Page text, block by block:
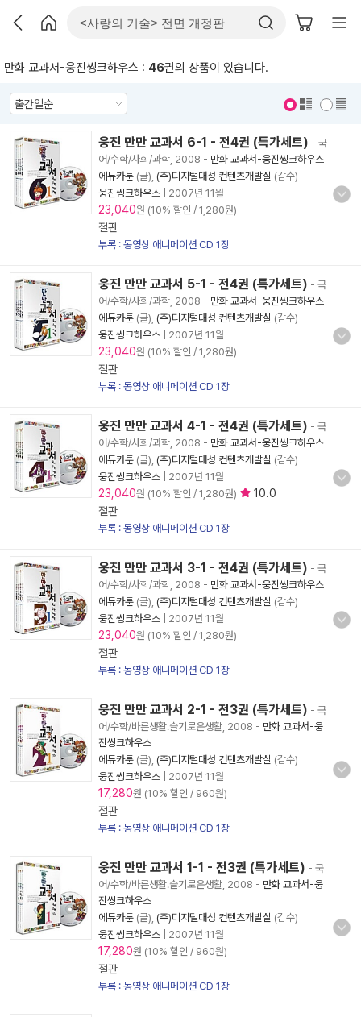
만화 교과서-웅진씽크하우스 : 46권의 상품이 있습니다.
웅진 만만 교과서 6-1 - 전4권 (특가세트) - 국
어/수학/사회/과학, 2008 - 만화 교과서-웅진씽크하우스
에듀카툰 (글), (주)디지털대성 컨텐츠개발실 (감수)
웅진씽크하우스
2007년 11월
23,040원 (10% 할인 / 1,280원)
절판
부록 : 동영상 애니메이션 CD 1장
웅진 만만 교과서 5-1 - 전4권 (특가세트) - 국
어/수학/사회/과학, 2008 - 만화 교과서-웅진씽크하우스
에듀카툰 (글), (주)디지털대성 컨텐츠개발실 (감수)
웅진씽크하우스
2007년 11월
23,040원 (10% 할인 / 1,280원)
절판
부록 : 동영상 애니메이션 CD 1장
웅진 만만 교과서 4-1 - 전4권 (특가세트) - 국
어/수학/사회/과학, 2008 - 만화 교과서-웅진씽크하우스
에듀카툰 (글), (주)디지털대성 컨텐츠개발실 (감수)
웅진씽크하우스
2007년 11월
23,040원 (10% 할인 / 1,280원)
10.0
절판
부록 : 동영상 애니메이션 CD 1장
웅진 만만 교과서 3-1 - 전4권 (특가세트) - 국
어/수학/사회/과학, 2008 - 만화 교과서-웅진씽크하우스
에듀카툰 (글), (주)디지털대성 컨텐츠개발실 (감수)
웅진씽크하우스
2007년 11월
23,040원 (10% 할인 / 1,280원)
절판
부록 : 동영상 애니메이션 CD 1장
웅진 만만 교과서 2-1 - 전3권 (특가세트) - 국
어/수학/바른생활.슬기로운생활, 2008 - 만화 교과서-웅
진씽크하우스
에듀카툰 (글), (주)디지털대성 컨텐츠개발실 (감수)
웅진씽크하우스
2007년 11월
17,280원 (10% 할인 / 960원)
절판
부록 : 동영상 애니메이션 CD 1장
웅진 만만 교과서 1-1 - 전3권 (특가세트) - 국
어/수학/바른생활.슬기로운생활, 2008 - 만화 교과서-웅
진씽크하우스
에듀카툰 (글), (주)디지털대성 컨텐츠개발실 (감수)
웅진씽크하우스
2007년 11월
17,280원 (10% 할인 / 960원)
절판
부록 : 동영상 애니메이션 CD 1장